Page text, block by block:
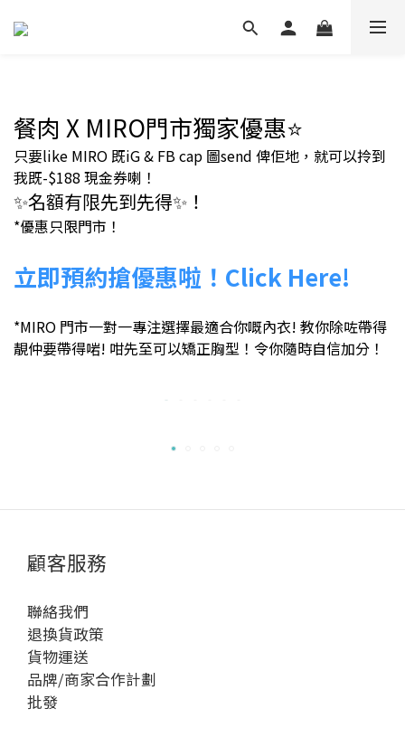
餐肉 X MIRO門市獨家優惠⭐
只要like MIRO 既iG & FB cap 圖send 俾佢地，就可以拎到
我既-$188 現金券喇！
✨名額有限先到先得✨ ！
*優惠只限門市！
立即預約搶優惠啦！Click Here!
*MIRO 門市一對一專注選擇最適合你嘅內衣! 教你除咗帶得
靚仲要帶得啱! 咁先至可以矯正胸型！令你隨時自信加分！
顧客服務
聯絡我們
退換貨政策
貨物運送
品牌/商家合作計劃
批發